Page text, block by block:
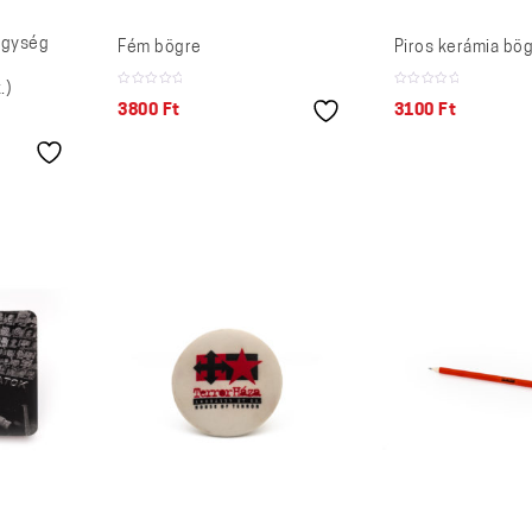
Fém bögre
3800 Ft
Piros kerámia
3100 Ft